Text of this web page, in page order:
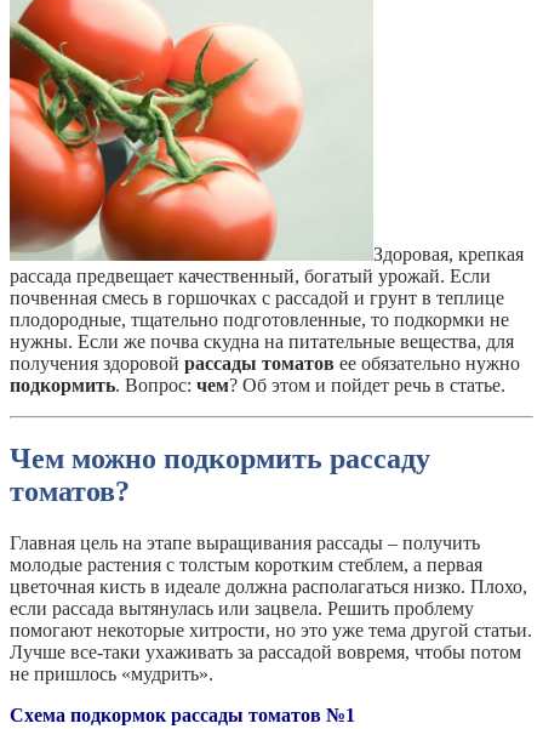
Здоровая, крепкая
рассада предвещает качественный, богатый урожай. Если
почвенная смесь в горшочках с рассадой и грунт в теплице
плодородные, тщательно подготовленные, то подкормки не
нужны. Если же почва скудна на питательные вещества, для
получения здоровой рассады томатов ее обязательно нужно
подкормить. Вопрос: чем? Об этом и пойдет речь в статье.
Чем можно подкормить рассаду
томатов?
Главная цель на этапе выращивания рассады – получить
молодые растения с толстым коротким стеблем, а первая
цветочная кисть в идеале должна располагаться низко. Плохо,
если рассада вытянулась или зацвела. Решить проблему
помогают некоторые хитрости, но это уже тема другой статьи.
Лучше все-таки ухаживать за рассадой вовремя, чтобы потом
не пришлось «мудрить».
Схема подкормок рассады томатов №1